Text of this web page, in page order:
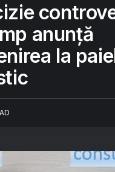
anunță
la